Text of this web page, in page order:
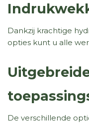
Dankzij krachtige
opties kunt u alle
De verschillende